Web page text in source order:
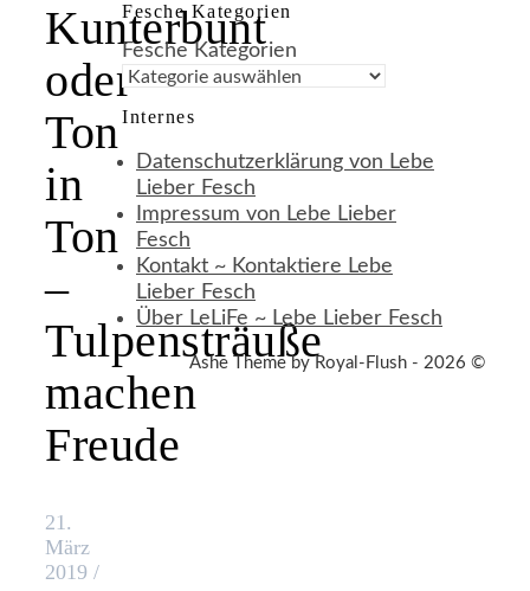
Kunterbunt
oder
Ton
in
Ton
–
Tulpensträuße
machen
Freude
21.
März
2019 /
Fesche Kategorien
Fesche Kategorien
Internes
Datenschutzerklärung von Lebe
Lieber Fesch
Impressum von Lebe Lieber
Fesch
Kontakt ~ Kontaktiere Lebe
Lieber Fesch
Über LeLiFe ~ Lebe Lieber Fesch
Ashe Theme by Royal-Flush - 2026 ©